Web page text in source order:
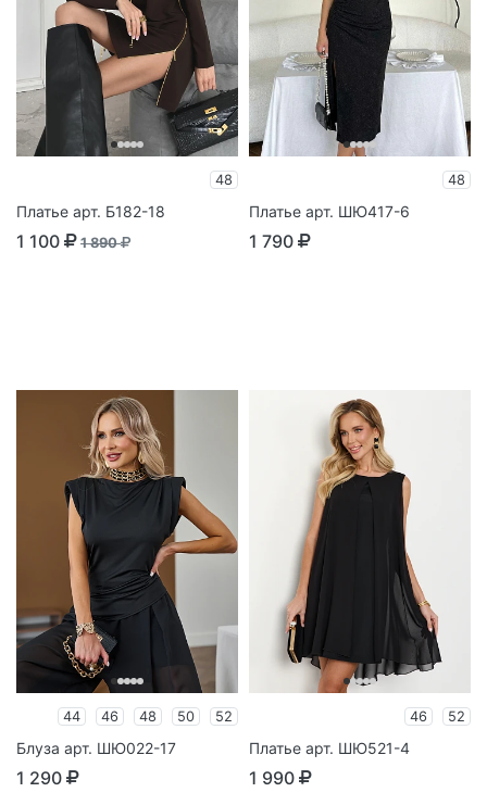
48
Платье арт. Б182-18
1 100 1 890
48
Платье арт. ШЮ417-6
1 790
44 46 48 50 52
Блуза арт. ШЮ022-17
1 290
46 52
Платье арт. ШЮ521-4
1 990